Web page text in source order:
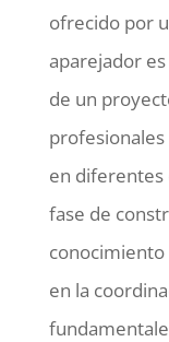
ofrecido por
aparejador
de un
en diferentes
fase de
conocimiento
en la